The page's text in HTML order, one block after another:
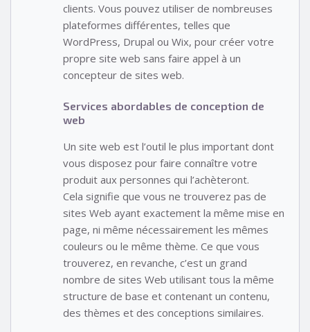
clients. Vous pouvez utiliser de nombreuses
plateformes différentes, telles que
WordPress, Drupal ou Wix, pour créer votre
propre site web sans faire appel à un
concepteur de sites web.
Services abordables de conception de
web
Un site web est l’outil le plus important dont
vous disposez pour faire connaître votre
produit aux personnes qui l’achèteront.
Cela signifie que vous ne trouverez pas de
sites Web ayant exactement la même mise en
page, ni même nécessairement les mêmes
couleurs ou le même thème. Ce que vous
trouverez, en revanche, c’est un grand
nombre de sites Web utilisant tous la même
structure de base et contenant un contenu,
des thèmes et des conceptions similaires.